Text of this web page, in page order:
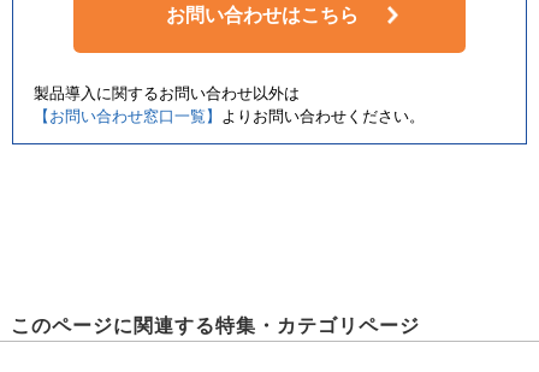
お問い合わせはこちら
製品導入に関するお問い合わせ以外は
【お問い合わせ窓口一覧】
よりお問い合わせください。
このページに関連する特集・カテゴリページ